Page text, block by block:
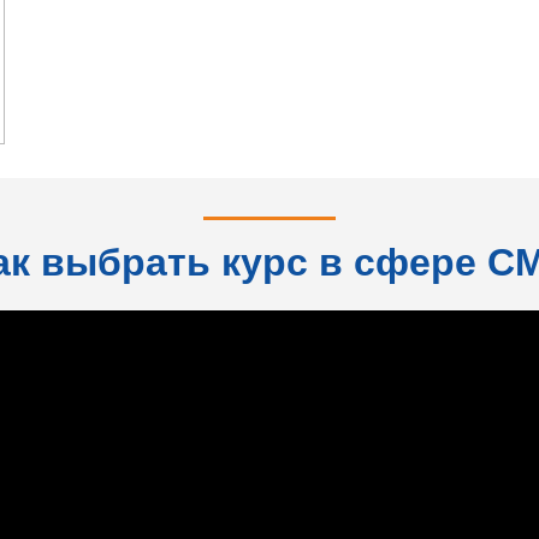
выбрать курс в сфере